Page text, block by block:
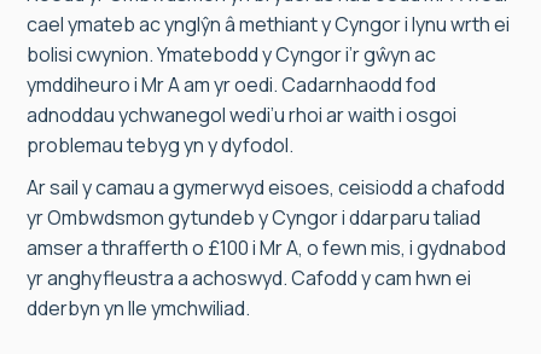
cael ymateb ac ynglŷn â methiant y Cyngor i lynu wrth ei
bolisi cwynion. Ymatebodd y Cyngor i’r gŵyn ac
ymddiheuro i Mr A am yr oedi. Cadarnhaodd fod
adnoddau ychwanegol wedi’u rhoi ar waith i osgoi
problemau tebyg yn y dyfodol.
Ar sail y camau a gymerwyd eisoes, ceisiodd a chafodd
yr Ombwdsmon gytundeb y Cyngor i ddarparu taliad
amser a thrafferth o £100 i Mr A, o fewn mis, i gydnabod
yr anghyfleustra a achoswyd. Cafodd y cam hwn ei
dderbyn yn lle ymchwiliad.